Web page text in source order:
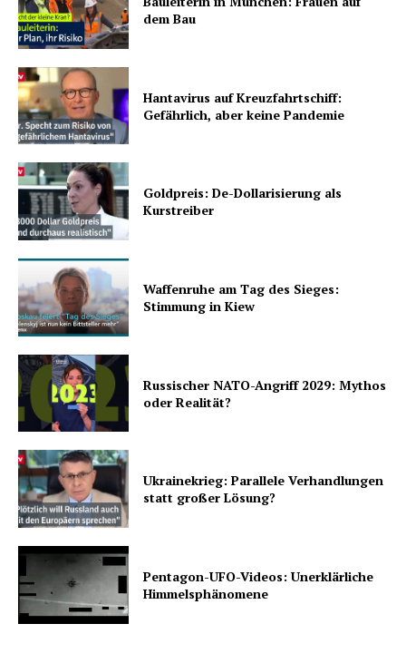
dem Bau
Hantavirus auf Kreuzfahrtschiff:
Gefährlich, aber keine Pandemie
Goldpreis: De-Dollarisierung als
Kurstreiber
Waffenruhe am Tag des Sieges:
Stimmung in Kiew
Russischer NATO-Angriff 2029: Mythos
oder Realität?
Ukrainekrieg: Parallele Verhandlungen
statt großer Lösung?
Pentagon-UFO-Videos: Unerklärliche
Himmelsphänomene